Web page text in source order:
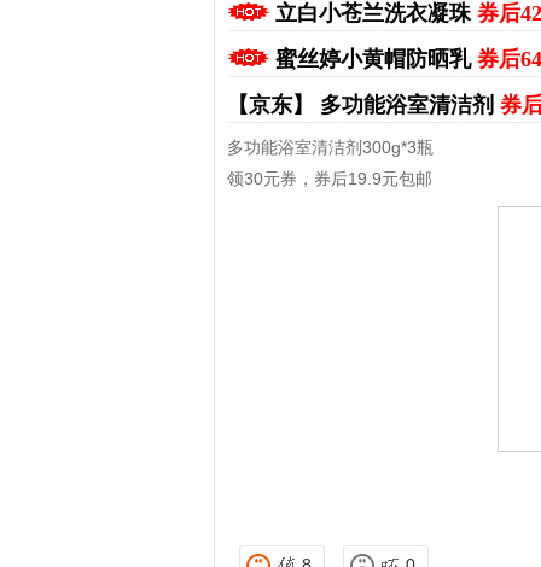
立白小苍兰洗衣凝珠 券后
蜜丝婷小黄帽防晒乳 券后
【京东】 多功能浴室清洁剂 券
多功能浴室清洁剂300g*3瓶
领30元券，券后19.9元包邮